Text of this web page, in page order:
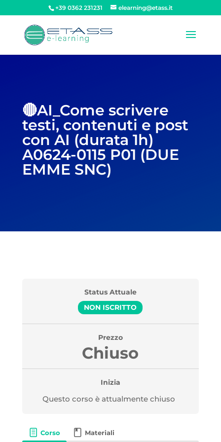
+39 0362 231231 elearning@etass.it
🔴AI_Come scrivere
testi, contenuti e post
con AI (durata 1h)
A0624-0115 P01 (DUE
EMME SNC)
Status Attuale
NON ISCRITTO
Prezzo
Chiuso
Inizia
Questo corso è attualmente chiuso
Corso Materiali